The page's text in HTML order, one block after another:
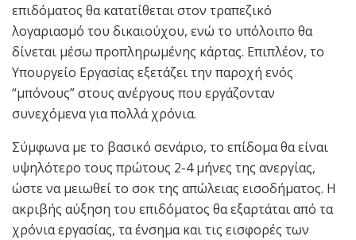
επιδόματος θα κατατίθεται στον τραπεζικό
λογαριασμό του δικαιούχου, ενώ το υπόλοιπο θα
δίνεται μέσω προπληρωμένης κάρτας. Επιπλέον, το
Υπουργείο Εργασίας εξετάζει την παροχή ενός
“μπόνους” στους ανέργους που εργάζονταν
συνεχόμενα για πολλά χρόνια.
Σύμφωνα με το βασικό σενάριο, το επίδομα θα είναι
υψηλότερο τους πρώτους 2-4 μήνες της ανεργίας,
ώστε να μειωθεί το σοκ της απώλειας εισοδήματος. Η
ακριβής αύξηση του επιδόματος θα εξαρτάται από τα
χρόνια εργασίας, τα ένσημα και τις εισφορές των